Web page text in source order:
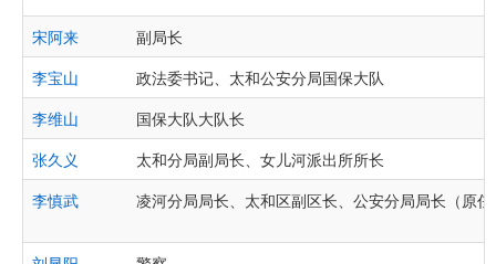
宋阿来
副局长
李宝山
政法委书记、太和公安分局国保大队
李维山
国保大队大队长
张久义
太和分局副局长、女儿河派出所所长
李慎武
凌河分局局长、太和区副区长、公安分局局长（原